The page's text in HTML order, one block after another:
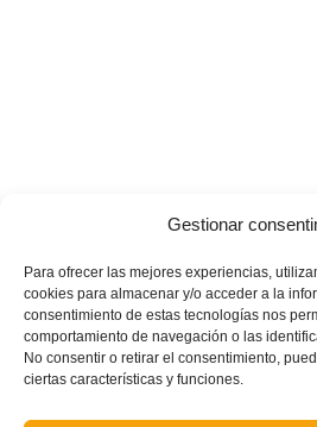
Gestionar
Para ofrecer las mejores experiencias,
cookies para almacenar y/o acceder a la
consentimiento de estas tecnologías nos
comportamiento de navegación o las
No consentir o retirar el consentimiento,
ciertas características y funciones.
Estos son los dos grupos
Comunitat para la
Circular nº. 7 – IV Supercopa